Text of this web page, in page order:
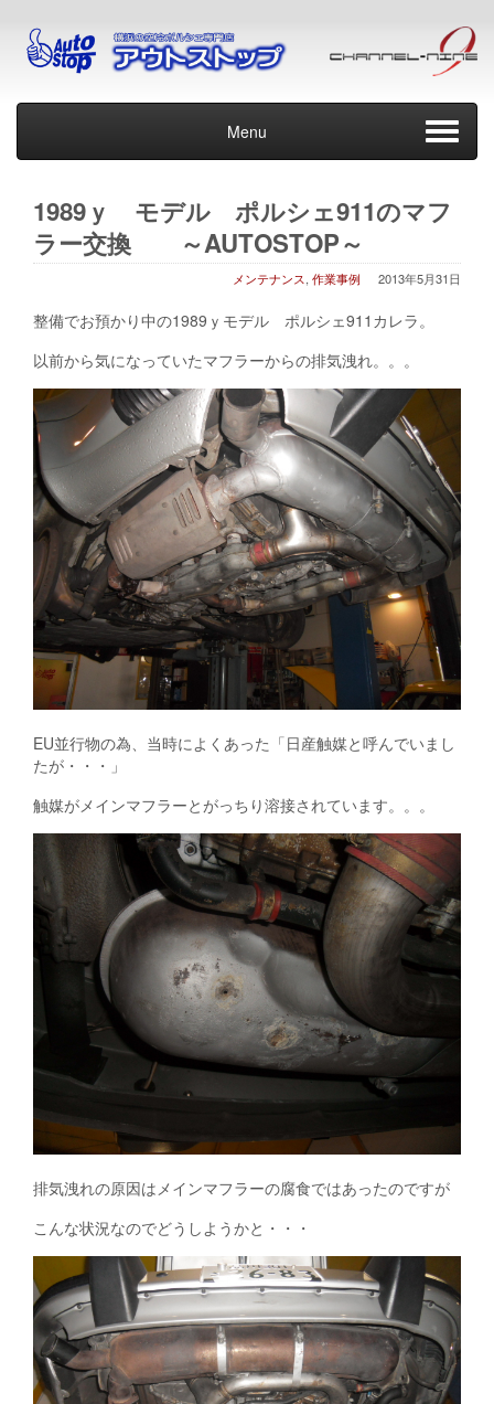
Menu
1989ｙ モデル ポルシェ911のマフ
ラー交換 ～AUTOSTOP～
2013年5月31日
メンテナンス, 作業事例
整備でお預かり中の1989ｙモデル ポルシェ911カレラ。
以前から気になっていたマフラーからの排気洩れ。。。
EU並行物の為、当時によくあった「日産触媒と呼んでいまし
たが・・・」
触媒がメインマフラーとがっちり溶接されています。。。
排気洩れの原因はメインマフラーの腐食ではあったのですが
こんな状況なのでどうしようかと・・・